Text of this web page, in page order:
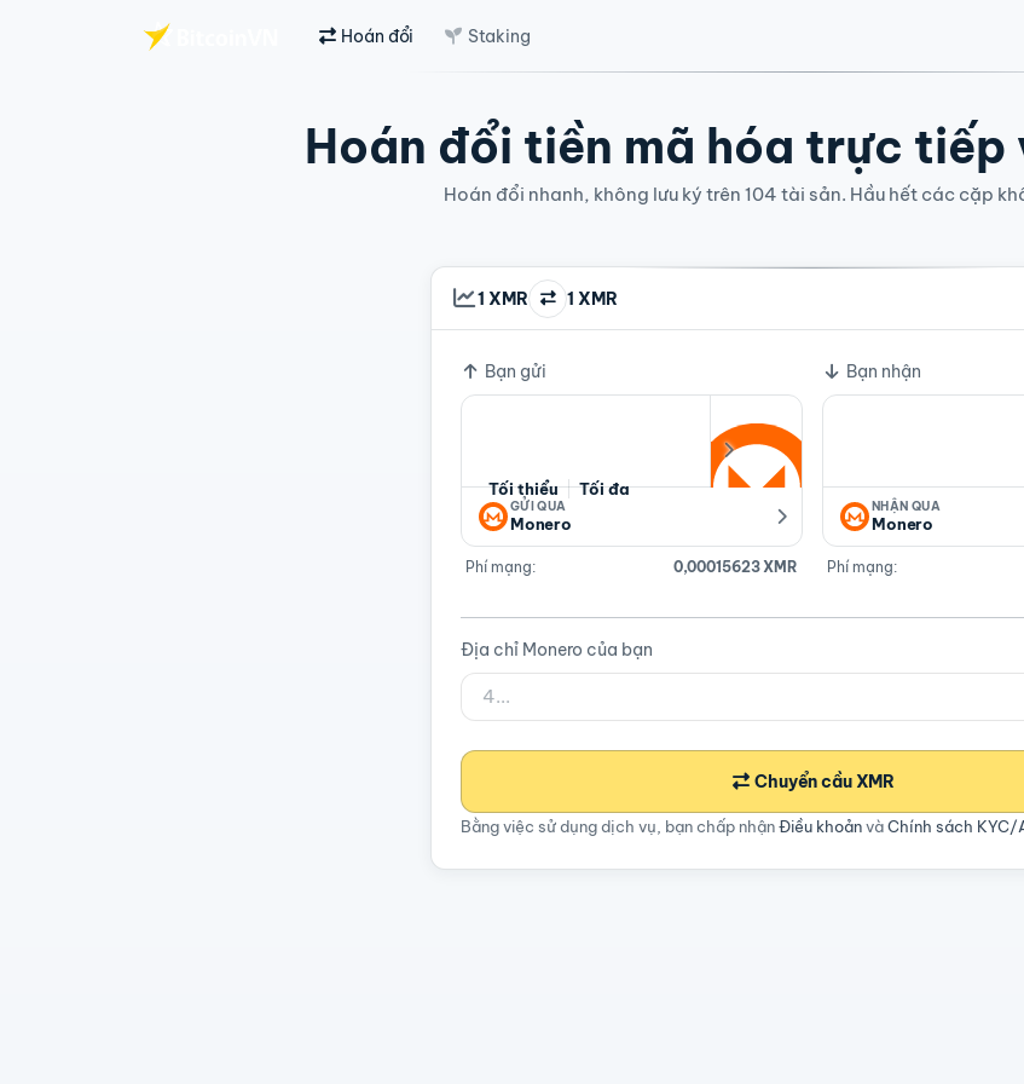
Hoán đổi Staking
Hoán đổi tiền mã hóa trực tiếp
Hoán đổi nhanh, không lưu ký trên 104 tài sản. Hầu hết các cặp
Tỷ giá
1 XMR 1 XMR
Bạn gửi
Tối thiểu Tối đa
GỬI QUA
Monero
Phí mạng: 0,00015623 XMR
Bạn nhận
NHẬN QUA
Monero
Phí mạng:
Địa chỉ Monero của bạn
Chuyển cầu XMR
Bằng việc sử dụng dịch vụ, bạn chấp nhậnĐiều khoảnvàChính sách KYC/